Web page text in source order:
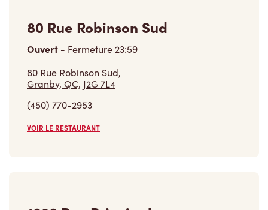
Ouvert-Fermeture23:59
80 Rue Robinson Sud,
Granby, QC, J2G 7L4
(450) 770-2953
VOIR LE RESTAURANT